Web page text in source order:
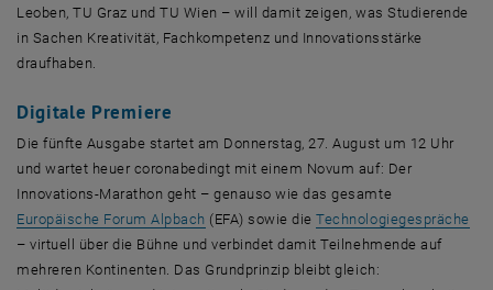
Leoben, TU Graz und TU Wien – will damit zeigen, was Studierende
in Sachen Kreativität, Fachkompetenz und Innovationsstärke
draufhaben.
Digitale Premiere
Die fünfte Ausgabe startet am Donnerstag, 27. August um 12 Uhr
und wartet heuer coronabedingt mit einem Novum auf: Der
Innovations-Marathon geht – genauso wie das gesamte
Europäische Forum Alpbach , öffnet eine externe URL in einem neuen
(EFA) sowie dieTechnologiegespräche,
– virtuell über die Bühne und verbindet damit Teilnehmende auf
mehreren Kontinenten. Das Grundprinzip bleibt gleich: